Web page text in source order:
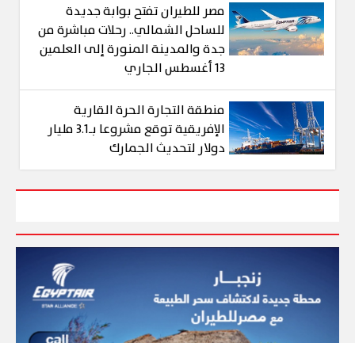
مصر للطيران تفتح بوابة جديدة
للساحل الشمالي.. رحلات مباشرة من
جدة والمدينة المنورة إلى العلمين
13 أغسطس الجاري
منطقة التجارة الحرة القارية
الإفريقية توقع مشروعا بـ3.1 مليار
دولار لتحديث الجمارك